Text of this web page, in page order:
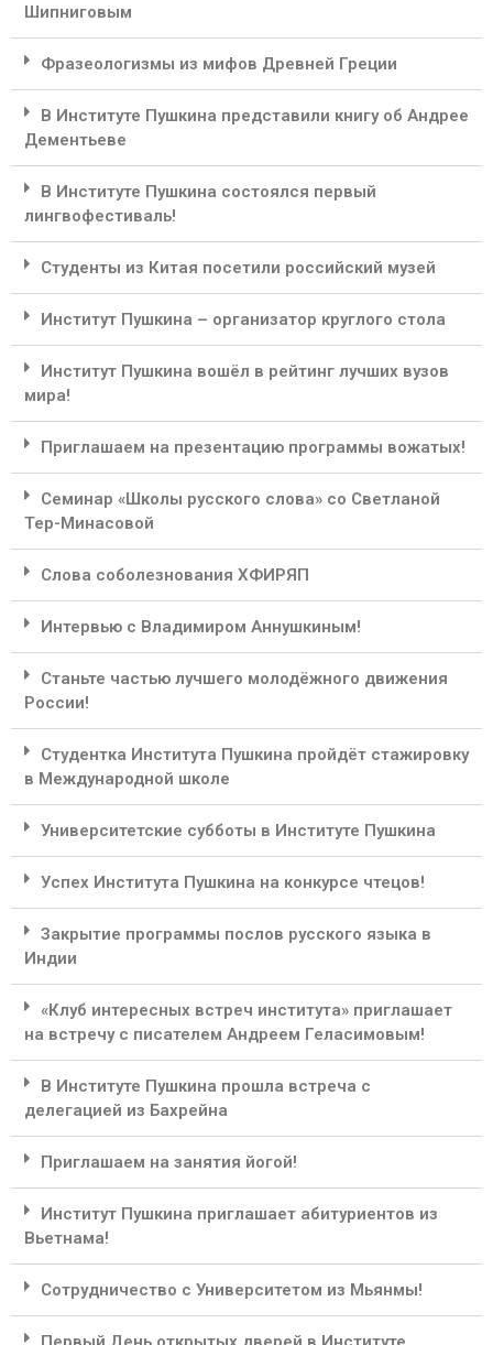
Шипниговым
Фразеологизмы из мифов Древней Греции
В Институте Пушкина представили книгу об Андрее
Дементьеве
В Институте Пушкина состоялся первый
лингвофестиваль!
Студенты из Китая посетили российский музей
Институт Пушкина – организатор круглого стола
Институт Пушкина вошёл в рейтинг лучших вузов
мира!
Приглашаем на презентацию программы вожатых!
Семинар «Школы русского слова» со Светланой
Тер-Минасовой
Слова соболезнования ХФИРЯП
Интервью с Владимиром Аннушкиным!
Станьте частью лучшего молодёжного движения
России!
Студентка Института Пушкина пройдёт стажировку
в Международной школе
Университетские субботы в Институте Пушкина
Успех Института Пушкина на конкурсе чтецов!
Закрытие программы послов русского языка в
Индии
«Клуб интересных встреч института» приглашает
на встречу с писателем Андреем Геласимовым!
В Институте Пушкина прошла встреча с
делегацией из Бахрейна
Приглашаем на занятия йогой!
Институт Пушкина приглашает абитуриентов из
Вьетнама!
Сотрудничество с Университетом из Мьянмы!